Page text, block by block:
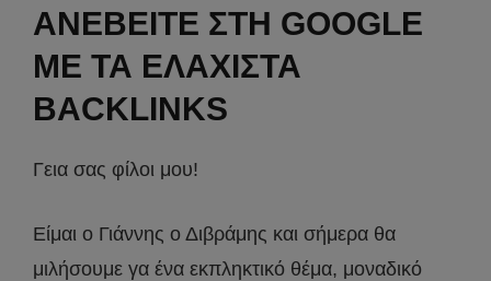
ΑΝΕΒΕΙΤΕ ΣΤΗ GOOGLE
ΜΕ ΤΑ ΕΛΑΧΙΣΤΑ
BACKLINKS
Γεια σας φίλοι μου!
Είμαι ο Γιάννης ο Διβράμης και σήμερα θα
μιλήσουμε γα ένα εκπληκτικό θέμα, μοναδικό